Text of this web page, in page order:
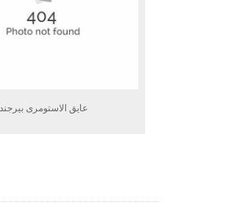
عایق الاستومری بیرجند